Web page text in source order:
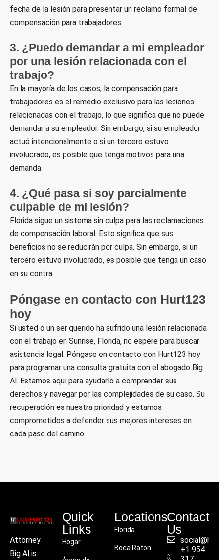
fecha de la lesión para presentar un reclamo formal de
compensación para trabajadores.
3. ¿Puedo demandar a mi empleador
por una lesión relacionada con el
trabajo?
En la mayoría de los casos, la compensación para
trabajadores es el remedio exclusivo para las lesiones
relacionadas con el trabajo, lo que significa que no puede
demandar a su empleador. Sin embargo, si su empleador
actuó intencionalmente o si un tercero estuvo
involucrado, es posible que tenga motivos para una
demanda.
4. ¿Qué pasa si soy parcialmente
culpable de mi lesión?
Florida sigue un sistema sin culpa para las reclamaciones
de compensación laboral. Esto significa que sus
beneficios no se reducirán por culpa. Sin embargo, si un
tercero estuvo involucrado, es posible que tenga un caso
en su contra.
Póngase en contacto con Hurt123
hoy
Si usted o un ser querido ha sufrido una lesión relacionada
con el trabajo en Sunrise, Florida, no espere para buscar
asistencia legal. Póngase en contacto con Hurt123 hoy
para programar una consulta gratuita con el abogado Big
Al. Estamos aquí para ayudarlo a comprender sus
derechos y navegar por las complejidades de su caso. Su
recuperación es nuestra prioridad y estamos
comprometidos a defender sus mejores intereses en
cada paso del camino.
Attorney
Big Al is
Quick
Links
Hogar
Locations
Florida
Boca Raton
Contact
Us
+1 954